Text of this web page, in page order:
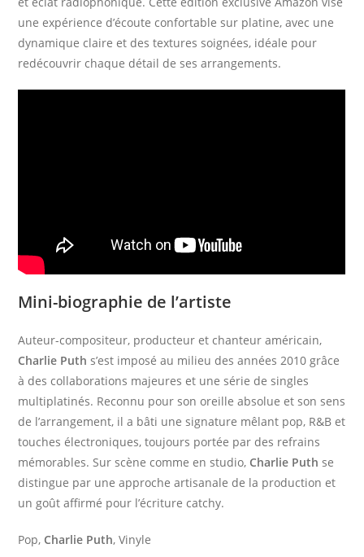
une expérience d’écoute confortable sur platine, avec une
dynamique claire et des textures soignées, idéale pour
redécouvrir chaque détail de ses arrangements.
Mini-biographie de l’artiste
Auteur-compositeur, producteur et chanteur américain,
Charlie Puth s’est imposé au milieu des années 2010 grâce
à des collaborations majeures et une série de singles
multiplatinés. Reconnu pour son oreille absolue et son sens
de l’arrangement, il a bâti une signature mêlant pop, R&B et
touches électroniques, toujours portée par des refrains
mémorables. Sur scène comme en studio, Charlie Puth se
distingue par une approche artisanale de la production et
un goût affirmé pour l’écriture catchy.
Pop, Charlie Puth, Vinyle